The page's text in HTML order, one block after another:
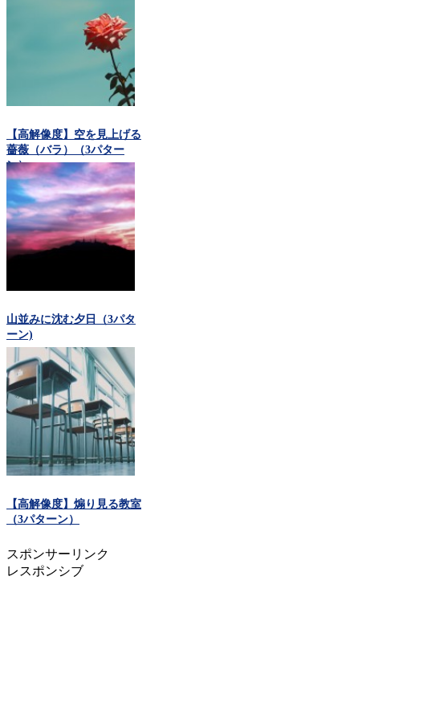
【高解像度】空を見上げる
薔薇（バラ）（3パター
ン）
山並みに沈む夕日（3パタ
ーン)
【高解像度】煽り見る教室
（3パターン）
スポンサーリンク
レスポンシブ